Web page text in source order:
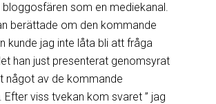
som en mediekanal.
berättade om den kommande
kunde jag inte låta bli att fråga
han just presenterat genomsyrat
något av de kommande
Efter viss tvekan kom svaret ” jag